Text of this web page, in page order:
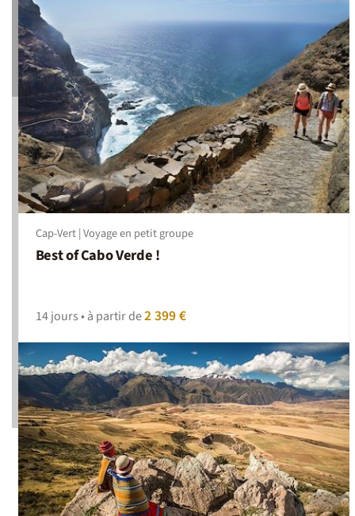
Cap-Vert | Voyage en petit groupe
Best of Cabo Verde !
14 jours • à partir de2 399 €